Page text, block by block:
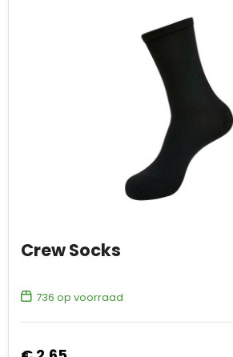
Crew Socks
736 op voorraad